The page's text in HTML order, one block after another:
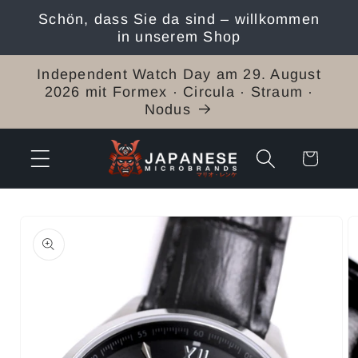
zum
Schön, dass Sie da sind – willkommen
in unserem Shop
Independent Watch Day am 29. August
2026 mit Formex · Circula · Straum ·
Nodus
Warenkorb